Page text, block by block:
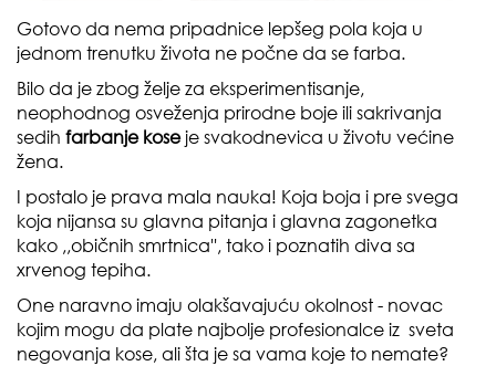
Gotovo da nema pripadnice lepšeg pola koja u
jednom trenutku života ne počne da se farba.
Bilo da je zbog želje za eksperimentisanje,
neophodnog osveženja prirodne boje ili sakrivanja
sedih farbanje koseje svakodnevica u životu većine
žena.
I postalo je prava mala nauka! Koja boja i pre svega
koja nijansa su glavna pitanja i glavna zagonetka
kako ,,običnih smrtnica'', tako i poznatih diva sa
xrvenog tepiha.
One naravno imaju olakšavajuću okolnost - novac
kojim mogu da plate najbolje profesionalce iz sveta
negovanja kose, ali šta je sa vama koje to nemate?